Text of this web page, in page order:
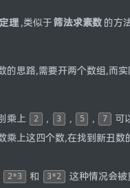
理 ,类似于筛法求素数 的方
的思路,需要开两个数组,而
乘上 2 , 3 , 5 , 7
可
乘上这四个数,在找到新丑数
2*3 和 3*2
这种情况会